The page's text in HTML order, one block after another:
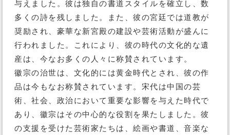
与えました。彼は独自の書道スタイルを確立し、数
多くの詩を残しました。また、彼の宮廷では道教が
奨励され、豪華な新宮殿の建設や芸術活動が盛んに
行われました。これにより、彼の時代の文化的な遺
産は、今なお多くの人々に称賛されています。
徽宗の治世は、文化的には黄金時代とされ、彼の作
品は今もなお称賛されています。宋代は中国の芸
術、社会、政治において重要な影響を与えた時代で
あり、徽宗はその中心的な役割を果たしました。彼
の支援を受けた芸術家たちは、絵画や書道、音楽な